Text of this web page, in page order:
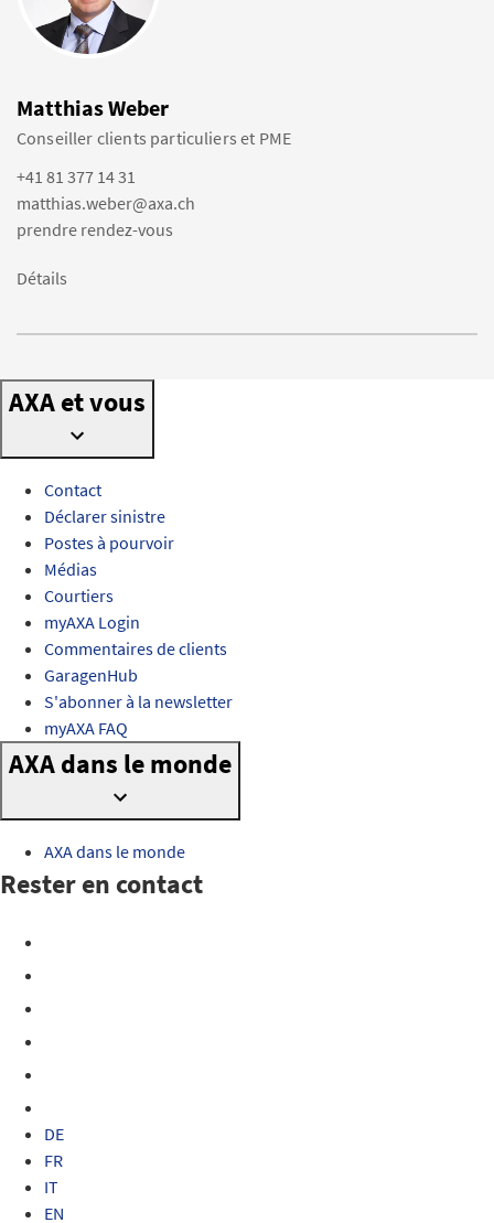
Matthias Weber
Conseiller clients particuliers et PME
+41 81 377 14 31
matthias.weber@axa.ch
prendre rendez-vous
Détails
AXA et vous
Contact
Déclarer sinistre
Postes à pourvoir
Médias
Courtiers
myAXA Login
Commentaires de clients
GaragenHub
S'abonner à la newsletter
myAXA FAQ
AXA dans le monde
AXA dans le monde
Rester en contact
DE
FR
IT
EN